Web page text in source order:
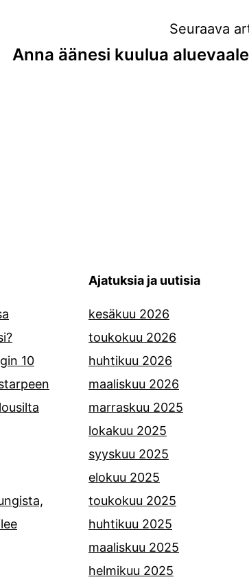
Seuraava
Anna äänesi kuulua
10
Ajatuksia ja uutisia
kesäkuu 2026
toukokuu 2026
huhtikuu 2026
maaliskuu 2026
marraskuu 2025
lokakuu 2025
syyskuu 2025
elokuu 2025
toukokuu 2025
huhtikuu 2025
maaliskuu 2025
helmikuu 2025